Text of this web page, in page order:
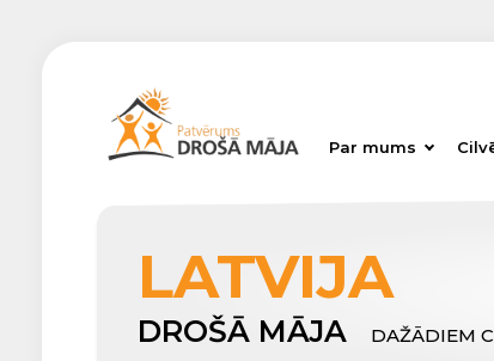
Par mums
LATVIJA
DROŠĀ MĀJA DAŽĀDIEM